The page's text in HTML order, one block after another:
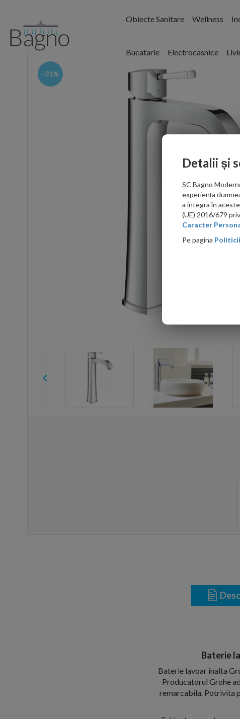
Obiecte Sanitare Wellness
Bucatarie Electrocasnice
-31%
Baterie
Baterie lavoar inalta
Producatorul Grohe
remarcabila. Potrivita
Detalii și
SC Bagno
experiența
a integra în
(UE) 2016/679
Caracter
Pe pagina